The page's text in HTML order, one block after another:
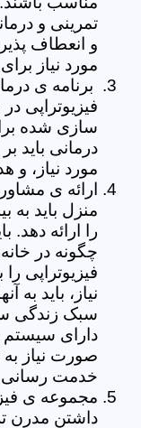
تمرینی و
و انعطاف
مورد نیاز
برنامه ی
فیزیوتراپی
سازی شده
درمانی باید
مورد نیاز،
ارائه ی
منزل باید به
را ارائه دهد.
چگونه در
فیزیوتراپی
نیاز، باید به
سبک زندگی
دارای سیستم
صورت نیاز به
خدمت
مجموعه ی
داشتن مدرن